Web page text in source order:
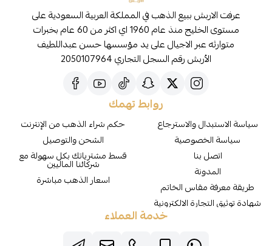
عرفت الاربش ببيع الذهب في المملكة العربية السعودية على
مستوى الخليج منذ عام 1960 اي اكثر من 60 عام بخبرات
متوارثه عبر الاجيال على يد مؤسسها حسن عبداللطيف
الأربش رقم السجل التجاري 2050107964
روابط تهمك
سياسة الاستبدال والاسترجاع
سياسة الخصوصية
اتصل بنا
المدونة
طريقة معرفة مقاس الخاتم
شهادة توثيق التجارة الالكترونية
حكم شراء الذهب من الإنترنت
الشحن والتوصيل
قسط مشترياتك بكل سهولة مع
شركائنا الماليين
اسعار الذهب مباشرة
خدمة العملاء